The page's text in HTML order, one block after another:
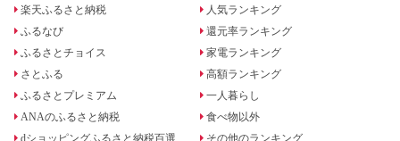
楽天ふるさと納税
ふるなび
ふるさとチョイス
さとふる
ふるさとプレミアム
ANAのふるさと納税
dショッピングふるさと納税百選
人気ランキング
還元率ランキング
家電ランキング
高額ランキング
一人暮らし
食べ物以外
その他のランキング